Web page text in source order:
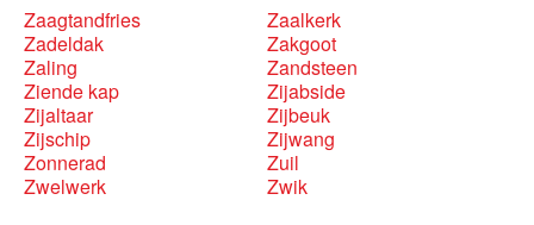
Zaagtandfries
Zaalkerk
Zadeldak
Zakgoot
Zaling
Zandsteen
Ziende kap
Zijabside
Zijaltaar
Zijbeuk
Zijschip
Zijwang
Zonnerad
Zuil
Zwelwerk
Zwik